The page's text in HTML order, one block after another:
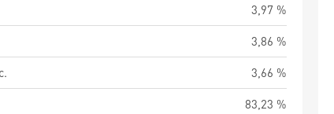
3,97 %
3,86 %
3,66 %
83,23 %